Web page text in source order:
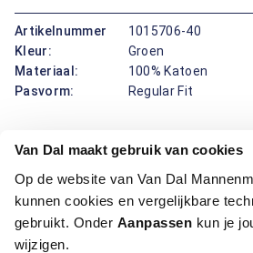
Van Dal maakt gebruik van cookies
Op de website van Van Dal
kunnen cookies en vergelijkbare
gebruikt. Onder Aanpassen kun je
wijzigen.
Artikelnummer
1015706-40
Kleur:
Groen
Materiaal:
100% Katoen
Pasvorm:
Regular Fit
met een moderne twist. De regular fit
comfort, terwijl het ribmotief zorgt
structuur en een eigentijdse
klassieke boord en een praktisch
perfect voor zowel casual als nette